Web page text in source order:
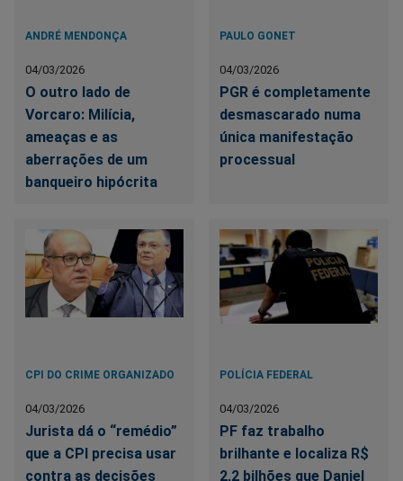
ANDRÉ MENDONÇA
04/03/2026
O outro lado de
Vorcaro: Milícia,
ameaças e as
aberrações de um
banqueiro hipócrita
PAULO GONET
04/03/2026
PGR é completamente
desmascarado numa
única manifestação
processual
CPI DO CRIME ORGANIZADO
04/03/2026
Jurista dá o “remédio”
que a CPI precisa usar
contra as decisões
POLÍCIA FEDERAL
04/03/2026
PF faz trabalho
brilhante e localiza R$
2,2 bilhões que Daniel